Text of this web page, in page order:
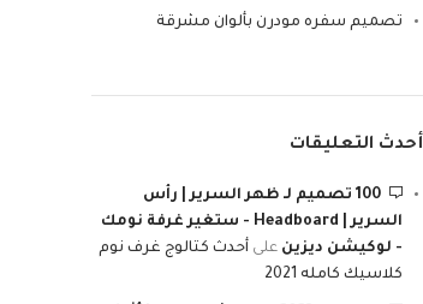
تصميم سفره مودرن بألوان مشرقة
أحدث التعليقات
100 تصميم لـ ظهر السرير | رأس
السرير | Headboard - ستغير غرفة نومك
- لوكيشن ديزين على أحدث كتالوج غرف نوم
كلاسيك كامله 2021